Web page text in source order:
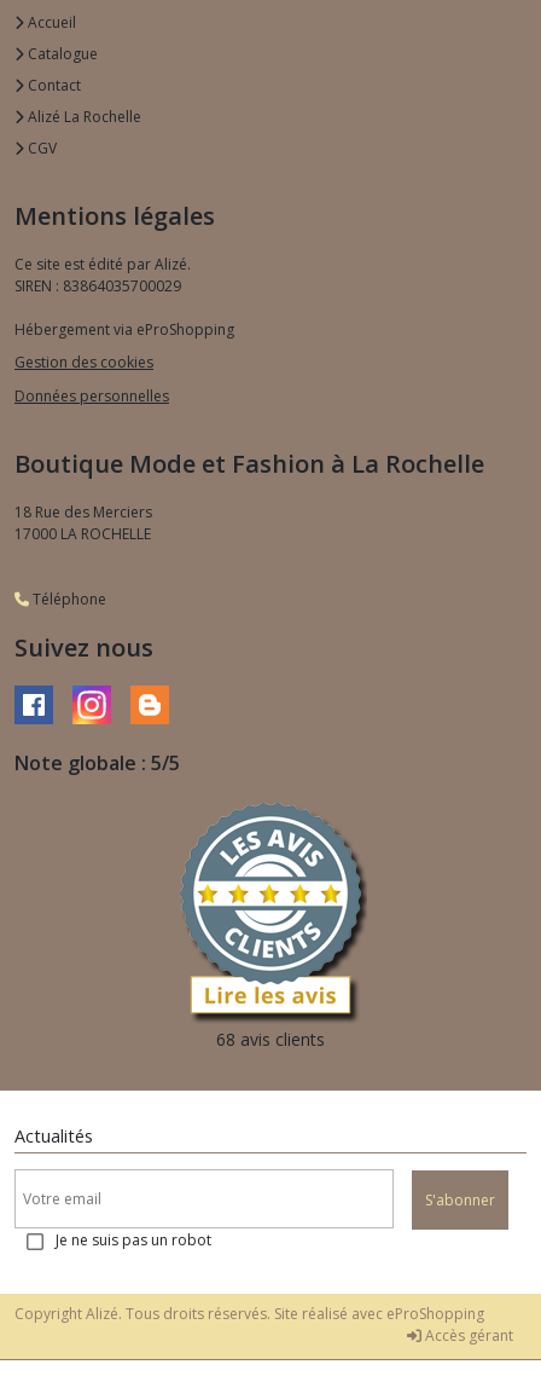
Accueil
Catalogue
Contact
Alizé La Rochelle
CGV
Mentions légales
Ce site est édité par Alizé.
SIREN : 83864035700029
Hébergement via eProShopping
Gestion des cookies
Données personnelles
Boutique Mode et Fashion à La Rochelle
18 Rue des Merciers
17000 LA ROCHELLE
Téléphone
Suivez nous
Note globale : 5/5
68 avis clients
Actualités
S'abonner
Je ne suis pas un robot
Copyright Alizé. Tous droits réservés. Site réalisé avec eProShopping
Accès gérant